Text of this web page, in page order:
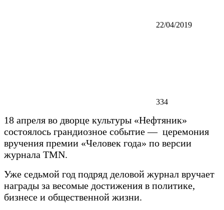
22/04/2019
334
18 апреля во дворце культуры «Нефтяник»
состоялось грандиозное событие — церемония
вручения премии «Человек года» по версии
журнала TMN.
Уже седьмой год подряд деловой журнал вручает
награды за весомые достижения в политике,
бизнесе и общественной жизни.